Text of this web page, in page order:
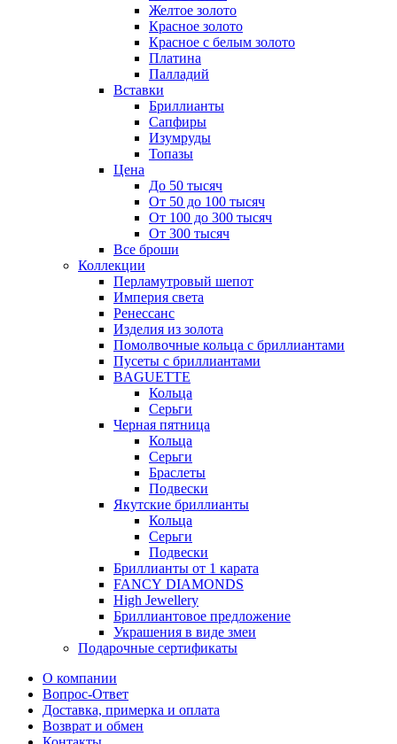
Желтое золото
Красное золото
Красное с белым золото
Платина
Палладий
Вставки
Бриллианты
Сапфиры
Изумруды
Топазы
Цена
До 50 тысяч
От 50 до 100 тысяч
От 100 до 300 тысяч
От 300 тысяч
Все броши
Коллекции
Перламутровый шепот
Империя света
Ренессанс
Изделия из золота
Помолвочные кольца с бриллиантами
Пусеты с бриллиантами
BAGUETTE
Кольца
Серьги
Черная пятница
Кольца
Серьги
Браслеты
Подвески
Якутские бриллианты
Кольца
Серьги
Подвески
Бриллианты от 1 карата
FANCY DIAMONDS
High Jewellery
Бриллиантовое предложение
Украшения в виде змеи
Подарочные сертификаты
О компании
Вопрос-Ответ
Доставка, примерка и оплата
Возврат и обмен